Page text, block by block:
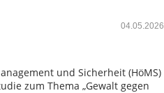
04.05.2026
und Sicherheit (HöMS)
zum Thema „Gewalt gegen